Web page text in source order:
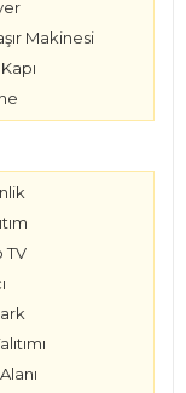
Makinesi
TV